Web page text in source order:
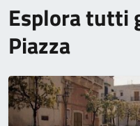
Esplora tutti
Piazza